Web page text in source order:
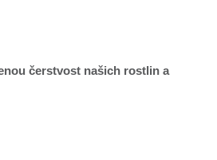
čerstvost našich rostlin a